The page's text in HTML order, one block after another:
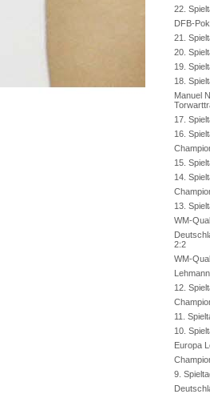
22.
DFB-
21.
20.
19.
18.
Manuel
17.
16.
15.
14.
13.
WM-
2:2
WM-
12.
11.
10.
Europa
9.